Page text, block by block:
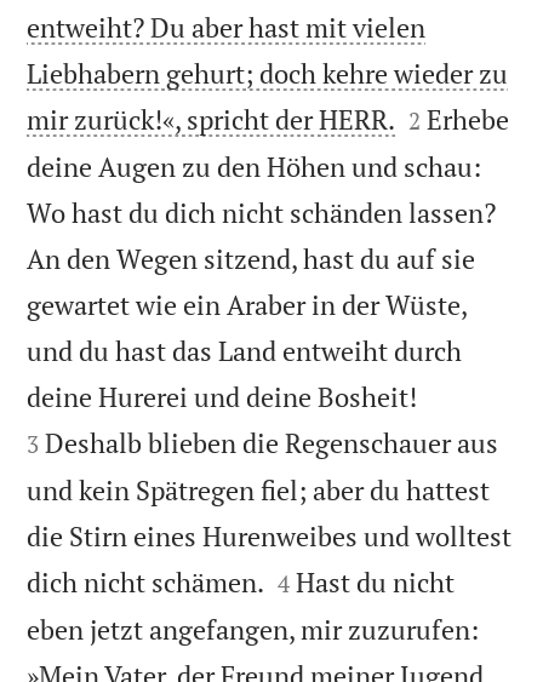
entweiht? Du aber hast mit vielen
Liebhabern gehurt; doch kehre wieder zu
mir zurück!«, spricht der HERR. 

2 Erhebe
deine Augen zu den Höhen und schau:
Wo hast du dich nicht schänden lassen?
An den Wegen sitzend, hast du auf sie
gewartet wie ein Araber in der Wüste,
und du hast das Land entweiht durch
deine Hurerei und deine Bosheit!
3 Deshalb blieben die Regenschauer aus
und kein Spätregen fiel; aber du hattest
die Stirn eines Hurenweibes und wolltest
dich nicht schämen. 

4 Hast du nicht
eben jetzt angefangen, mir zuzurufen:
»Mein Vater, der Freund meiner Jugend